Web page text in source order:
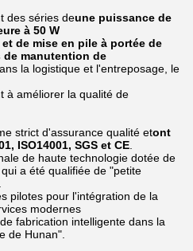
des séries deune puissance de
à 50 W
de mise en pile à portée de
de manutention de
la logistique et l'entreposage, le
à améliorer la qualité de
strict d'assurance qualité etont
ISO14001, SGS et CE.
de haute technologie dotée de
a été qualifiée de "petite
pilotes pour l'intégration de la
modernes
fabrication intelligente dans la
de Hunan".